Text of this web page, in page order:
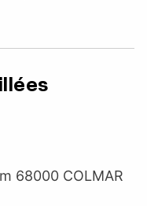
68000 COLMAR